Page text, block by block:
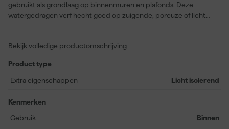
gebruikt als grondlaag op binnenmuren en plafonds. Deze
watergedragen verf hecht goed op zuigende, poreuze of licht
gelijkmatige zuiging en voorkomt doffe plekken in de uiteindelijke
je muurverf en bereik je een netter resultaat. Magnaprim Fix is
ook vlekisolerend en fixerend, en geschikt voor verspuiten.
aan een duurzamer schilderproject.
Bekijk volledige productomschrijving
Product type
Extra eigenschappen
Licht isolerend
Kenmerken
Gebruik
Binnen